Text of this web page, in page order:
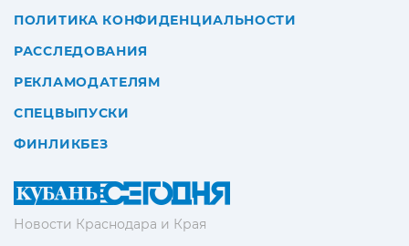
Новости Краснодара и Края
ПОЛИТИКА КОНФИДЕНЦИАЛЬНОСТИ
РАССЛЕДОВАНИЯ
РЕКЛАМОДАТЕЛЯМ
СПЕЦВЫПУСКИ
ФИНЛИКБЕЗ